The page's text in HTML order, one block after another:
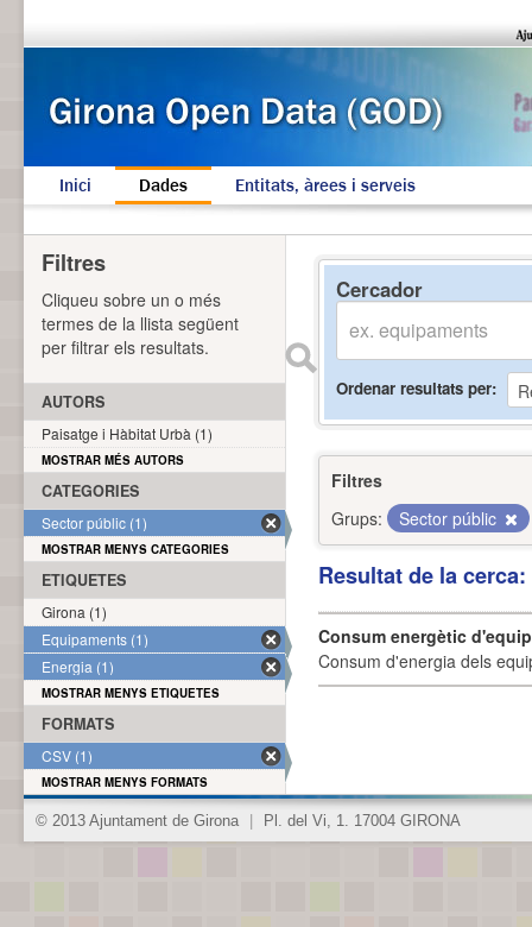
Inici Dades Entitats, àrees i serveis
Cercador
Ordenar resultats per
Filtres
Grups:
Sector públic
Resultat de la
Consum energètic
Consum d'energia dels
Filtres
Cliqueu sobre un o més
termes de la llista següent
per filtrar els resultats.
AUTORS
Paisatge i Hàbitat Urbà (1)
MOSTRAR MÉS AUTORS
CATEGORIES
Sector públic (1)
MOSTRAR MENYS CATEGORIES
ETIQUETES
Girona (1)
Equipaments (1)
Energia (1)
MOSTRAR MENYS ETIQUETES
FORMATS
CSV (1)
MOSTRAR MENYS FORMATS
© 2013 Ajuntament de Girona Pl. del Vi, 1. 17004 GIRONA